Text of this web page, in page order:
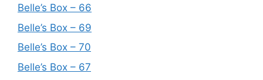
Belle’s Box – 66
Belle’s Box – 69
Belle’s Box – 70
Belle’s Box – 67